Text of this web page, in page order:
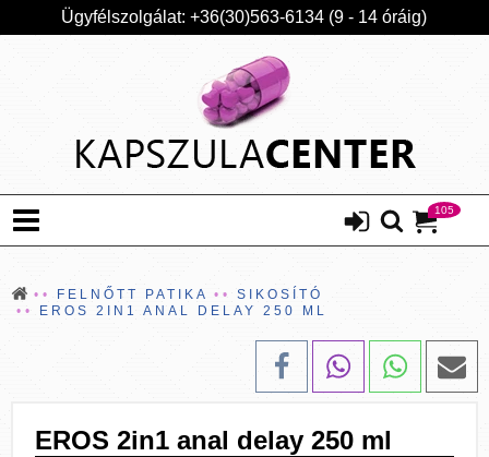
Ügyfélszolgálat: +36(30)563-6134 (9 - 14 óráig)
105
FELNŐTT PATIKA
SIKOSÍTÓ
EROS 2IN1 ANAL DELAY 250 ML
EROS 2in1 anal delay 250 ml